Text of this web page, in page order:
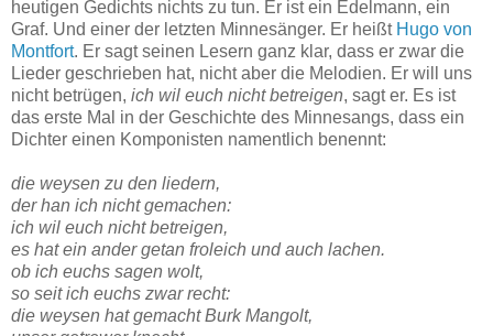
heutigen Gedichts nichts zu tun. Er ist ein Edelmann, ein
Graf. Und einer der letzten Minnesänger. Er heißt Hugo von
Montfort. Er sagt seinen Lesern ganz klar, dass er zwar die
Lieder geschrieben hat, nicht aber die Melodien. Er will uns
nicht betrügen, ich wil euch nicht betreigen, sagt er. Es ist
das erste Mal in der Geschichte des Minnesangs, dass ein
Dichter einen Komponisten namentlich benennt:
die weysen zu den liedern,
der han ich nicht gemachen:
ich wil euch nicht betreigen,
es hat ein ander getan froleich und auch lachen.
ob ich euchs sagen wolt,
so seit ich euchs zwar recht:
die weysen hat gemacht Burk Mangolt,